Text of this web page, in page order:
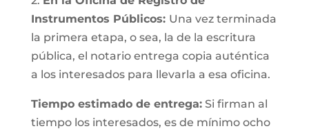
Instrumentos Públicos: Una vez terminada
la primera etapa, o sea, la de la escritura
pública, el notario entrega copia auténtica
a los interesados para llevarla a esa oficina.
Tiempo estimado de entrega:Si firman al
tiempo los interesados, es de mínimo ocho